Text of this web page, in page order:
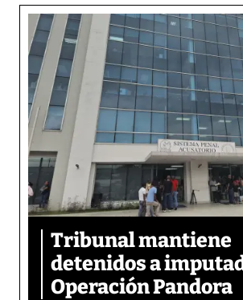
Tribunal mantiene
detenidos a
Operación Pandora